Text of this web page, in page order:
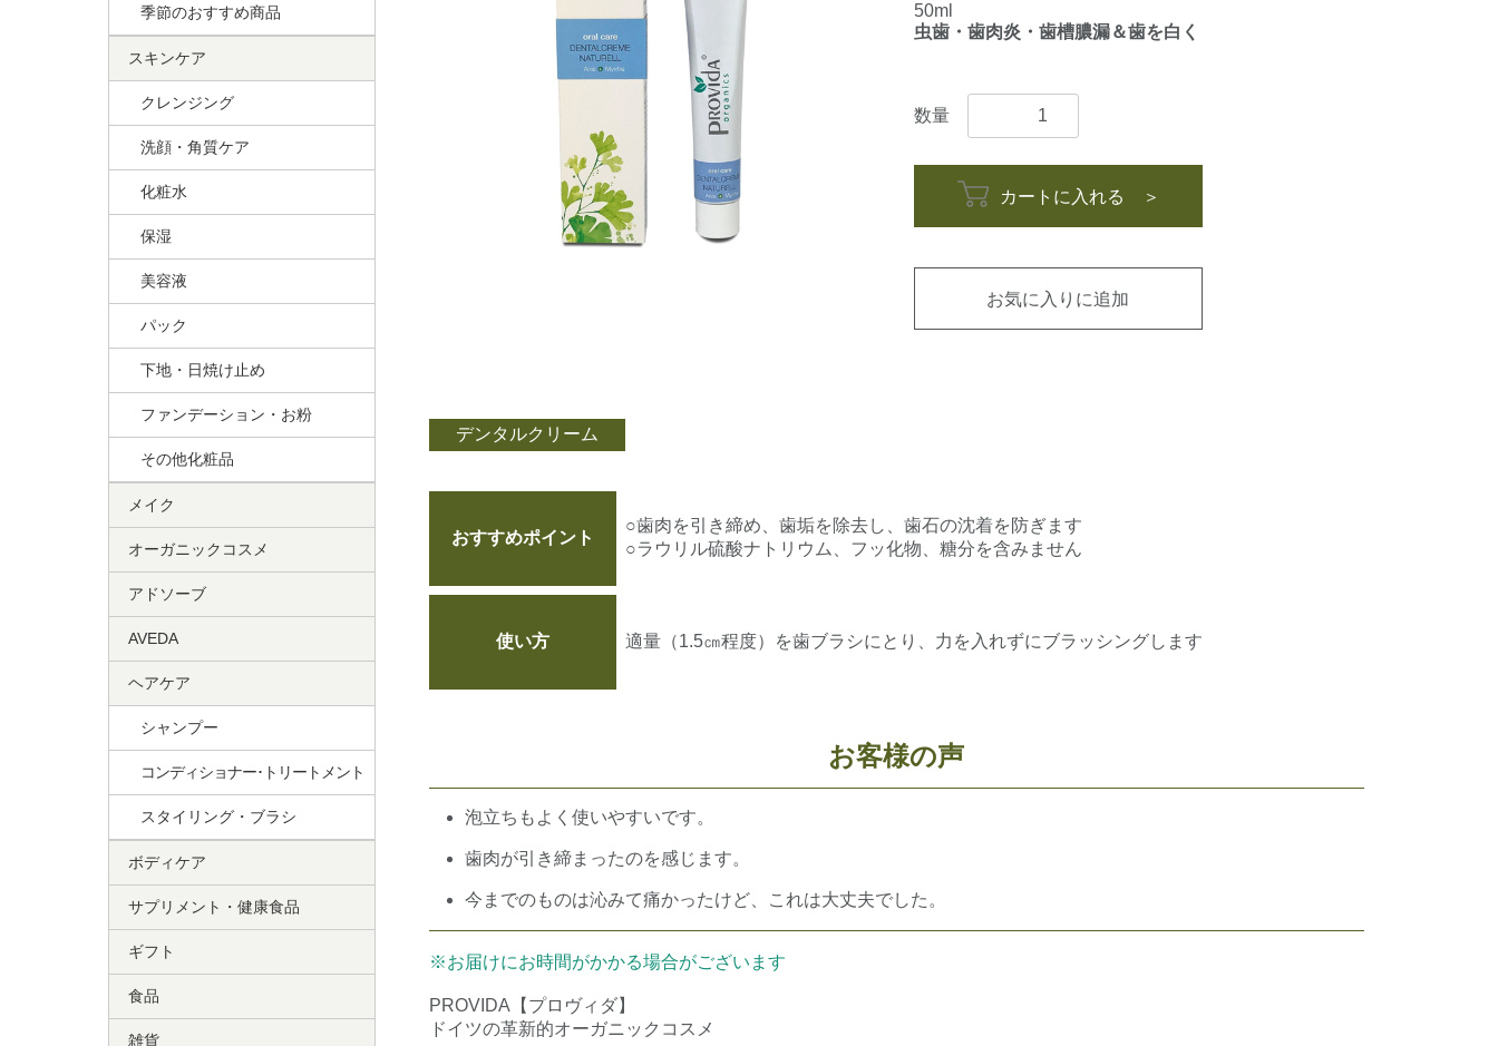
季節のおすすめ商品
スキンケア
クレンジング
洗顔・角質ケア
化粧水
保湿
美容液
パック
下地・日焼け止め
ファンデーション・お粉
その他化粧品
メイク
オーガニックコスメ
アドソーブ
AVEDA
ヘアケア
シャンプー
コンディショナー･トリートメント
スタイリング・ブラシ
ボディケア
サプリメント・健康食品
ギフト
食品
雑貨
50ml
虫歯・歯肉炎・歯槽膿漏＆歯を白く
数量
カートに入れる ＞
お気に入りに追加
デンタルクリーム
おすすめポイント
○歯肉を引き締め、歯垢を除去し、歯石の沈着を防ぎます
○ラウリル硫酸ナトリウム、フッ化物、糖分を含みません
使い方 適量（1.5㎝程度）を歯ブラシにとり、力を入れずにブラッシングします
お客様の声
泡立ちもよく使いやすいです。
歯肉が引き締まったのを感じます。
今までのものは沁みて痛かったけど、これは大丈夫でした。
※お届けにお時間がかかる場合がございます
PROVIDA【プロヴィダ】
ドイツの革新的オーガニックコスメ